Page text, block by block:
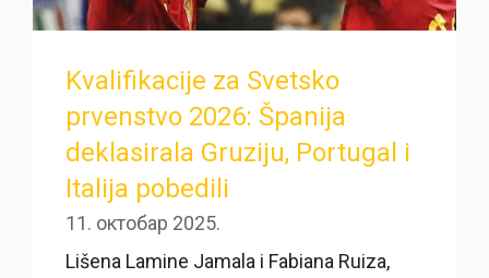
Kvalifikacije za Svetsko
prvenstvo 2026: Španija
deklasirala Gruziju, Portugal i
Italija pobedili
11. октобар 2025.
Lišena Lamine Jamala i Fabiana Ruiza,